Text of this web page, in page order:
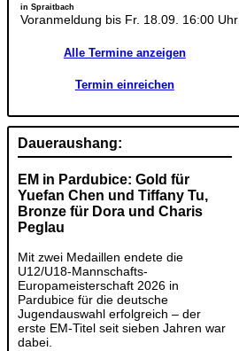
in Spraitbach
Voranmeldung bis Fr. 18.09. 16:00 Uhr
Alle Termine anzeigen
Termin einreichen
Daueraushang:
EM in Pardubice: Gold für
Yuefan Chen und Tiffany Tu,
Bronze für Dora und Charis
Peglau
Mit zwei Medaillen endete die
U12/U18-Mannschafts-
Europameisterschaft 2026 in
Pardubice für die deutsche
Jugendauswahl erfolgreich – der
erste EM-Titel seit sieben Jahren war
dabei.